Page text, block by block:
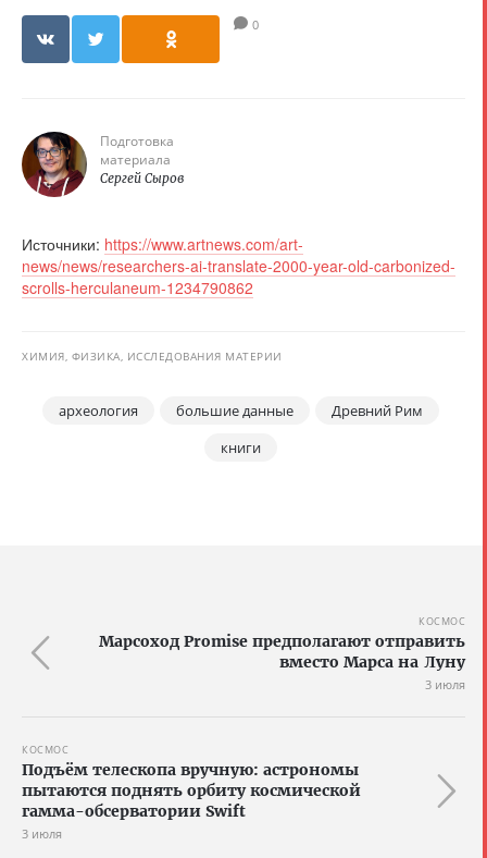
0
Подготовка
материала
Сергей Сыров
Источники: https://www.artnews.com/art-
news/news/researchers-ai-translate-2000-year-old-carbonized-
scrolls-herculaneum-1234790862
ХИМИЯ, ФИЗИКА, ИССЛЕДОВАНИЯ МАТЕРИИ
археология большие данные
Древний Рим
книги
КОСМОС
Марсоход Promise предполагают отправить
вместо Марса на Луну
3 июля
КОСМОС
Подъём телескопа вручную: астрономы
пытаются поднять орбиту космической
гамма-обсерватории Swift
3 июля